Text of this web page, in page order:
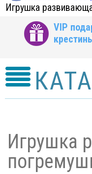
Игрушка
VIP
Игрушка